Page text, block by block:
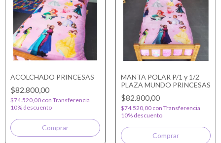
ACOLCHADO PRINCESAS
$82.800,00
$74.520,00 con Transferencia
10% descuento
MANTA POLAR P/1 y 1/2
PLAZA MUNDO PRINCESAS
$82.800,00
$74.520,00 con Transferencia
10% descuento